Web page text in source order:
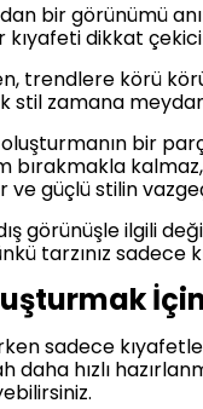
bir görünümü
dikkat
trendlere körü
zamana
bir
bırakmakla
ve güçlü stilin
görünüşle ilgili
tarzınız sadece
sadece
daha hızlı